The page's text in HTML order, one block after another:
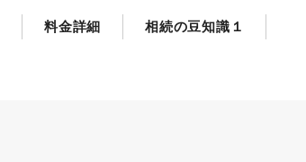
料金詳細 相続の豆知識１